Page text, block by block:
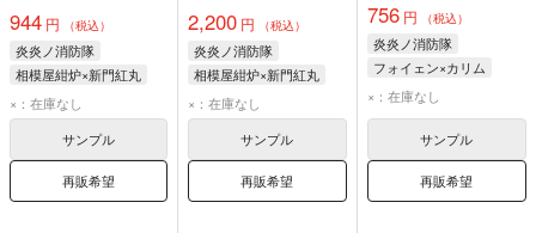
944 円 （税込）
炎炎ノ消防隊
相模屋紺炉×新門紅丸
×：在庫なし
サンプル
再販希望
2,200 円 （税込）
炎炎ノ消防隊
相模屋紺炉×新門紅丸
相模屋紺炉
×：在庫なし
サンプル
再販希望
756円 （税込）
炎炎ノ消防隊
フォイェン×カリム
カリム・フラム
フォイェン・リィ
×：在庫なし
サンプル
再販希望